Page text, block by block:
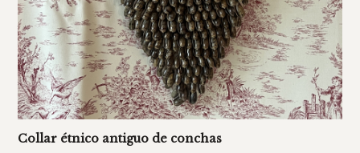
Collar étnico antiguo de conchas